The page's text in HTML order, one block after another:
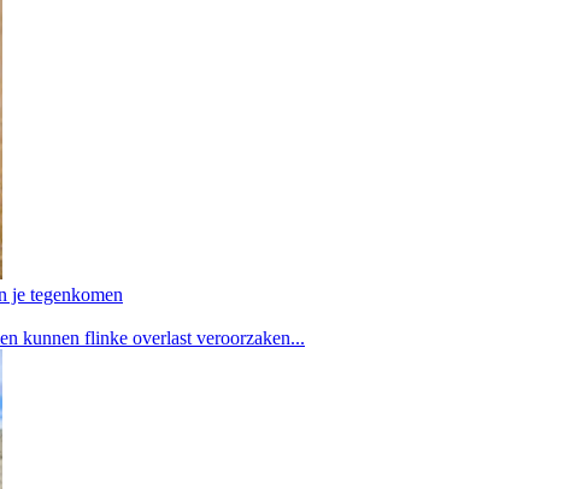
je tegenkomen
kunnen flinke overlast veroorzaken...